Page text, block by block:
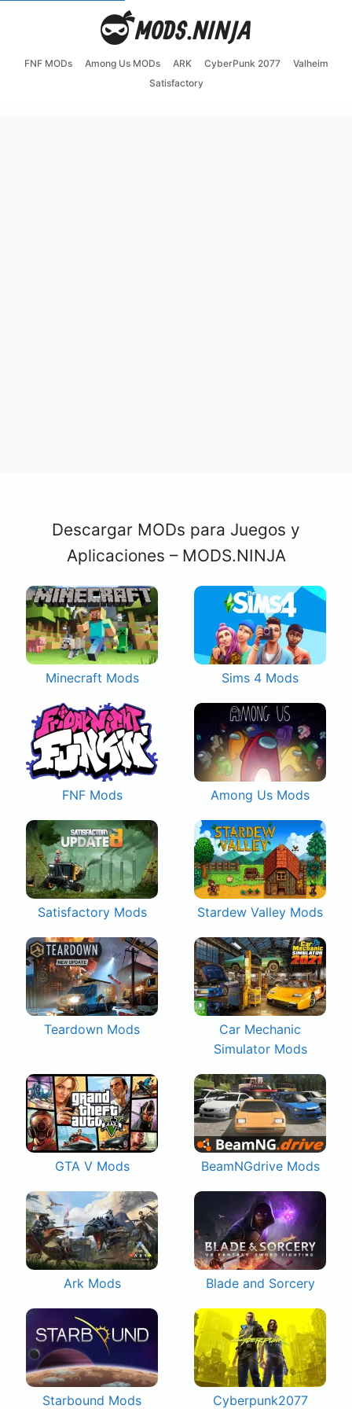
FNF MODs Among Us MODs ARK CyberPunk 2077
Valheim
Satisfactory
Descargar MODs para Juegos y
Aplicaciones – MODS.NINJA
Minecraft Mods Sims 4 Mods
FNF Mods Among Us Mods
Satisfactory Mods Stardew Valley Mods
Teardown Mods
Car Mechanic
Simulator Mods
GTA V Mods BeamNGdrive Mods
Ark Mods Blade and Sorcery
Starbound Mods Cyberpunk2077